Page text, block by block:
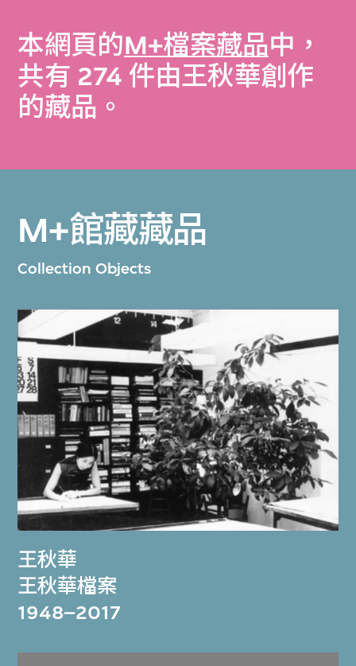
本網頁的M+檔案藏品中，
共有 274 件由王秋華創作
的藏品。
M+館藏藏品
Collection Objects
王秋華
王秋華檔案
1948–2017